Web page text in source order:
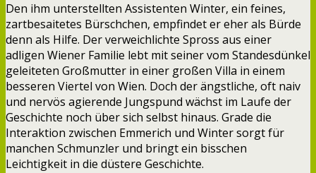
Den ihm unterstellten Assistenten Winter, ein feines,
zartbesaitetes Bürschchen, empfindet er eher als Bürde
denn als Hilfe. Der verweichlichte Spross aus einer
adligen Wiener Familie lebt mit seiner vom Standesdünkel
geleiteten Großmutter in einer großen Villa in einem
besseren Viertel von Wien. Doch der ängstliche, oft naiv
und nervös agierende Jungspund wächst im Laufe der
Geschichte noch über sich selbst hinaus. Grade die
Interaktion zwischen Emmerich und Winter sorgt für
manchen Schmunzler und bringt ein bisschen
Leichtigkeit in die düstere Geschichte.